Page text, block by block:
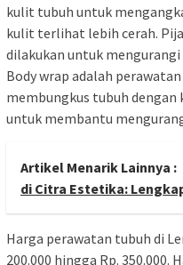
kulit tubuh untuk
kulit terlihat lebih cerah.
dilakukan untuk
Body wrap adalah
membungkus tubuh
untuk membantu
Artikel Menarik Lainnya :
di Citra Estetika:
Harga perawatan tubuh di
200.000 hingga Rp.